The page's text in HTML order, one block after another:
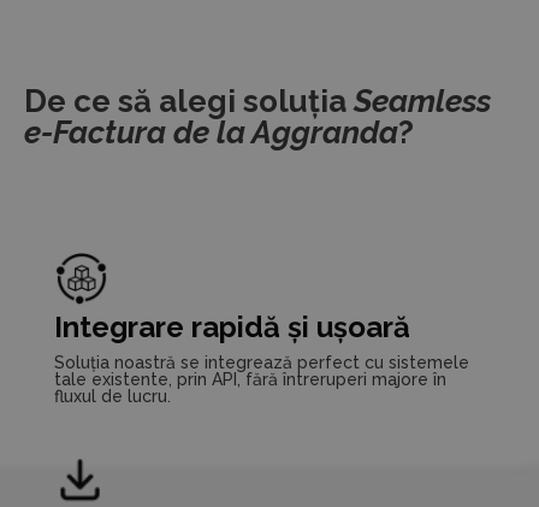
De ce să alegi soluțiaSeamless
e-Factura de la Aggranda?
Integrare rapidă și ușoară
Soluția noastră se integrează perfect cu sistemele
tale existente, prin API, fără întreruperi majore în
fluxul de lucru.